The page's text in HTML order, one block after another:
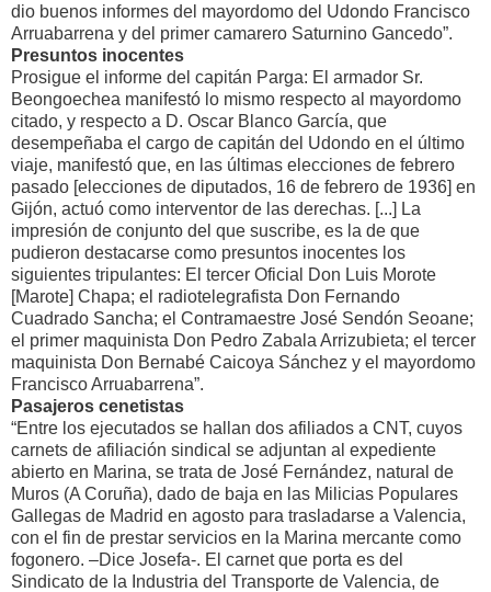
dio buenos informes del mayordomo del Udondo Francisco
Arruabarrena y del primer camarero Saturnino Gancedo”.
Presuntos inocentes
Prosigue el informe del capitán Parga: El armador Sr.
Beongoechea manifestó lo mismo respecto al mayordomo
citado, y respecto a D. Oscar Blanco García, que
desempeñaba el cargo de capitán del Udondo en el último
viaje, manifestó que, en las últimas elecciones de febrero
pasado [elecciones de diputados, 16 de febrero de 1936] en
Gijón, actuó como interventor de las derechas. [...] La
impresión de conjunto del que suscribe, es la de que
pudieron destacarse como presuntos inocentes los
siguientes tripulantes: El tercer Oficial Don Luis Morote
[Marote] Chapa; el radiotelegrafista Don Fernando
Cuadrado Sancha; el Contramaestre José Sendón Seoane;
el primer maquinista Don Pedro Zabala Arrizubieta; el tercer
maquinista Don Bernabé Caicoya Sánchez y el mayordomo
Francisco Arruabarrena”.
Pasajeros cenetistas
“Entre los ejecutados se hallan dos afiliados a CNT, cuyos
carnets de afiliación sindical se adjuntan al expediente
abierto en Marina, se trata de José Fernández, natural de
Muros (A Coruña), dado de baja en las Milicias Populares
Gallegas de Madrid en agosto para trasladarse a Valencia,
con el fin de prestar servicios en la Marina mercante como
fogonero. –Dice Josefa-. El carnet que porta es del
Sindicato de la Industria del Transporte de Valencia, de